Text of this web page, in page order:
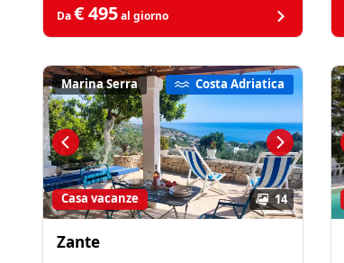
Da€ 495al giorno
14
Marina Serra Costa Adriatica
Casa vacanze
Zante